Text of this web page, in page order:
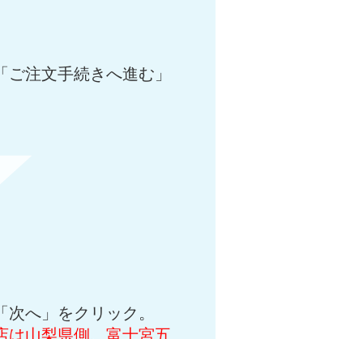
注文手続きへ進む」
へ」をクリック。
は山梨県側、富士宮五